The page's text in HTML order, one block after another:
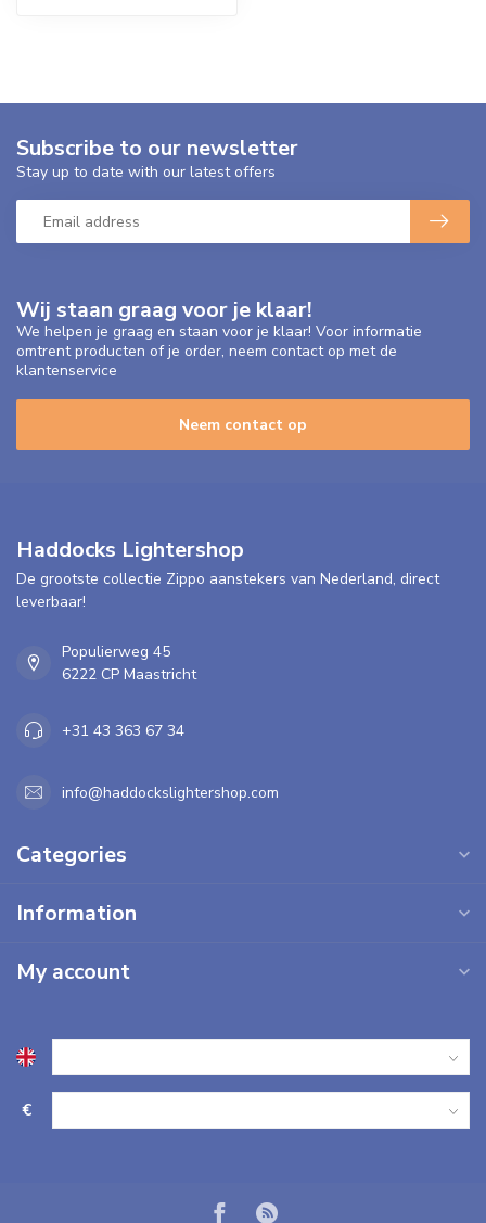
Wij staan graag voor je klaar!
We helpen je graag en staan voor je klaar! Voor informatie
omtrent producten of je order, neem contact op met de
klantenservice
Neem contact op
Subscribe to our newsletter
Stay up to date with our latest offers
Haddocks Lightershop
De grootste collectie Zippo aanstekers van Nederland, direct
leverbaar!
Populierweg 45
6222 CP Maastricht
+31 43 363 67 34
info@haddockslightershop.com
Categories
Information
My account
€